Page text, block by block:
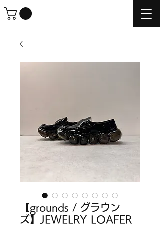
【grounds / グラウン
ズ】JEWELRY LOAFER